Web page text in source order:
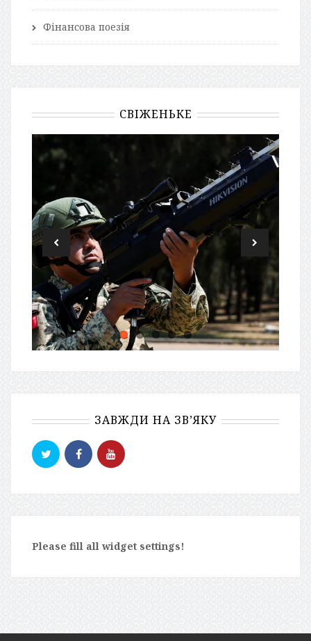
Фінансова поезія
СВІЖЕНЬКЕ
ЗАВЖДИ НА ЗВ’ЯКУ
Please fill all widget settings!